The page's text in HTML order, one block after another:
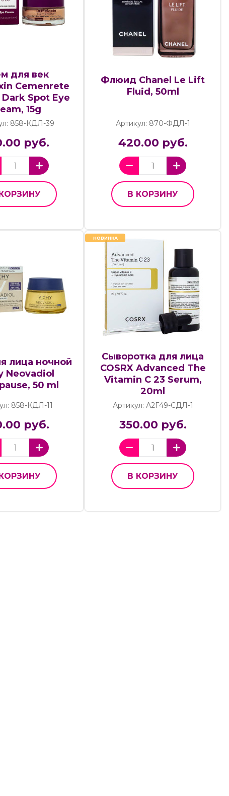
для век
Cemenrete
Spot Eye
15g
858-КДЛ-39
руб.
Флюид Chanel Le Lift
Fluid, 50ml
Артикул: 870-ФДЛ-1
420.00 руб.
В КОРЗИНУ
лица ночной
Neovadiol
50 ml
858-КДЛ-11
руб.
НОВИНКА
Сыворотка для лица
COSRX Advanced The
Vitamin C 23 Serum,
20ml
Артикул: А2Г49-СДЛ-1
350.00 руб.
В КОРЗИНУ